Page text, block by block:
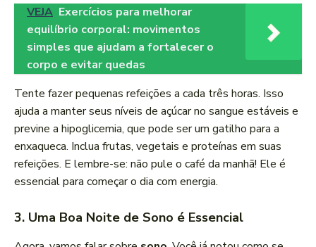
VEJA Exercícios para melhorar
equilíbrio corporal: movimentos
simples que ajudam a fortalecer o
corpo e evitar quedas
Tente fazer pequenas refeições a cada três horas. Isso
ajuda a manter seus níveis de açúcar no sangue estáveis e
previne a hipoglicemia, que pode ser um gatilho para a
enxaqueca. Inclua frutas, vegetais e proteínas em suas
refeições. E lembre-se: não pule o café da manhã! Ele é
essencial para começar o dia com energia.
3. Uma Boa Noite de Sono é Essencial